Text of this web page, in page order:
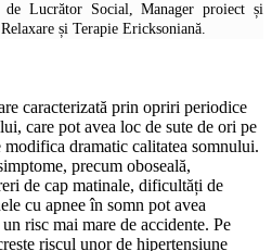
Lucrător Social, Manager proiect și
și Terapie Ericksoniană.
caracterizată prin opriri periodice
care pot avea loc de sute de ori pe
dramatic calitatea somnului.
precum oboseală,
de cap matinale, dificultăți de
cu apnee în somn pot avea
risc mai mare de accidente. Pe
riscul unor de hipertensiune